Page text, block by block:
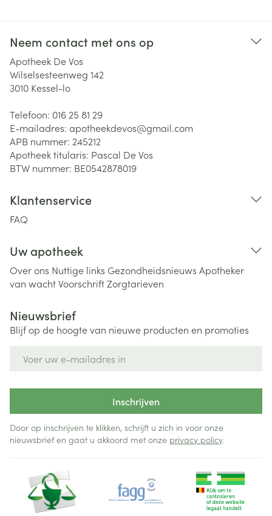
Neem contact met ons op
Apotheek De Vos
Wilselsesteenweg 142
3010 Kessel-lo
Telefoon: 016 25 81 29
E-mailadres: apotheekdevos@gmail.com
APB nummer: 245212
Apotheek titularis: Pascal De Vos
BTW nummer: BE0542878019
Klantenservice
FAQ
Uw apotheek
Over ons Nuttige links Gezondheidsnieuws Apotheker
van wachtVoorschriftZorgtarieven
Nieuwsbrief
Blijf op de hoogte van nieuwe producten en promoties
Inschrijven
Door op inschrijven te klikken, schrijft u zich in voor onze
nieuwsbrief en gaat u akkoord met onze privacy policy.